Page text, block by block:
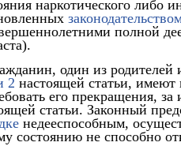
наркотического либо
полной
один из родителей
2 настоящей статьи, имеют
его прекращения,
статьи. Законный
недееспособным,
состоянию не способно